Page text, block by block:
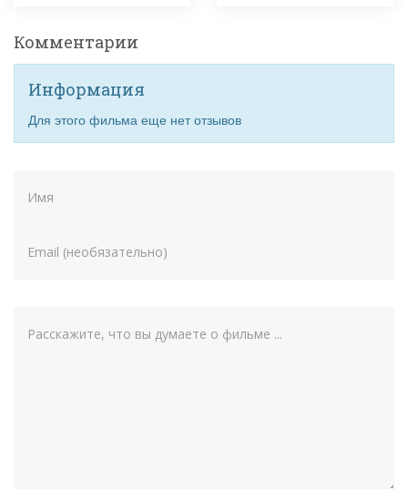
Комментарии
Информация
Для этого фильма еще нет отзывов